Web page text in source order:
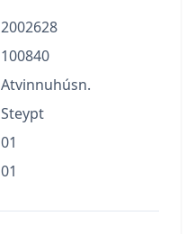
2002628
100840
Atvinnuhúsn.
Steypt
01
01